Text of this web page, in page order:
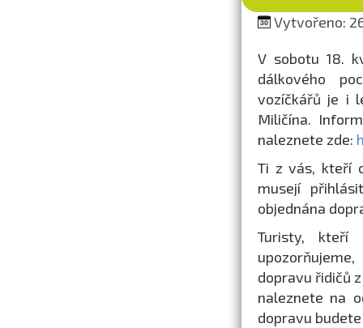
Vytvořeno:
V sobotu 18.
dálkového
vozíčkářů je i
Miličína.
naleznete zde:
Ti z vás, kteří
musejí
objednána
Turisty,
dopravu řidičů
naleznete na
dopravu